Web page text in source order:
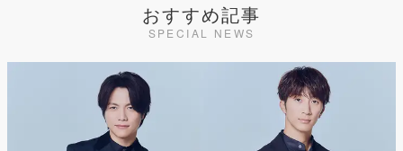
おすすめ記事
SPECIAL NEWS